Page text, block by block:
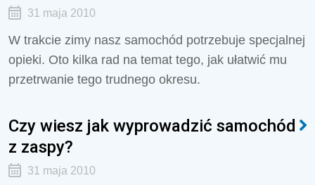
31 maja 2010
W trakcie zimy nasz samochód potrzebuje specjalnej
opieki. Oto kilka rad na temat tego, jak ułatwić mu
przetrwanie tego trudnego okresu.
Czy wiesz jak wyprowadzić samochód
z zaspy?
31 maja 2010